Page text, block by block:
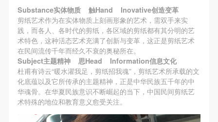
Substance实体物质 触Hand Inovative创造变革
剪纸艺术作为在实体物质上刻画形象的艺术，需双手来实
践，而各人、各时代的剪纸，各区域的剪纸都有其分明的艺
术特色，这种活态艺术充满了创新与变革，这正是剪纸艺术
在民间流传千年而经久不衰的奥秘所在。
Subject主题精神 思Head Information信息文化
杜甫有诗云“暖水濯我足，剪纸招我魂”，剪纸艺术所承载的文
化底蕴以及它所传承的主题精神，正是中华民族五千年的中
华魂骨。在华夏民族意识不断崛起的当下，中国民间剪纸艺
术特殊的地位和教育意义愈受关注。
当承当相应的全部责任，并主动赔偿相应的经济损
失。活动中任何非事故当事人及美术馆将不承担人身
事故的任何责任。
中央美术学院美术馆肖像权许可使用协议
根据《中华人民共和国广告法》、《中华人民共和国
民法通则》以及 最高人民法院关于贯彻执行 《中华
人民共和国民法通则》若干问题的意见（试行）>的
有关规定，为明确肖像许可方（甲方）和使用方（乙
方）的权利义务关系，经双方友好协商，甲乙双方就
当承当相应的全部责任，并主动赔偿相应的经济损
失。活动中任何非事故当事人及美术馆将不承担人身
事故的任何责任。
中央美术学院美术馆肖像权许可使用协议
根据《中华人民共和国广告法》、《中华人民共和国
民法通则》以及 最高人民法院关于贯彻执行 《中华
人民共和国民法通则》若干问题的意见（试行）>的
有关规定，为明确肖像许可方（甲方）和使用方（乙
方）的权利义务关系，经双方友好协商，甲乙双方就
当承当相应的全部责任，并主动赔偿相应的经济损
失。活动中任何非事故当事人及美术馆将不承担人身
事故的任何责任。
中央美术学院美术馆肖像权许可使用协议
根据《中华人民共和国广告法》、《中华人民共和国
民法通则》以及 最高人民法院关于贯彻执行 《中华
人民共和国民法通则》若干问题的意见（试行）>的
有关规定，为明确肖像许可方（甲方）和使用方（乙
方）的权利义务关系，经双方友好协商，甲乙双方就
快捷登录